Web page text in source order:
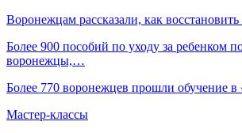
Воронежцам рассказали, как
Более 900 пособий по уходу за ребенком
воронежцы,…
Более 770 воронежцев прошли обучение в
Мастер-классы